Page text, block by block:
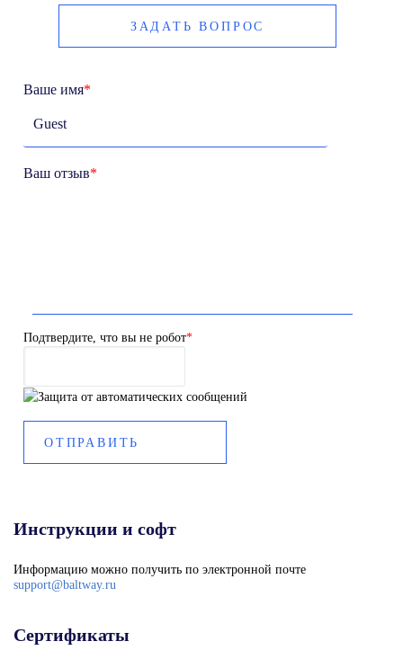
ЗАДАТЬ ВОПРОС
Ваше имя*
Ваш отзыв*
Подтвердите, что вы не робот*
Инструкции и софт
Информацию можно получить по электронной почте
support@baltway.ru
Сертификаты